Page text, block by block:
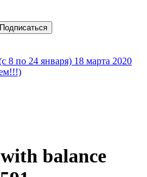
Подписаться
8 по 24 января) 18 марта 2020
balance